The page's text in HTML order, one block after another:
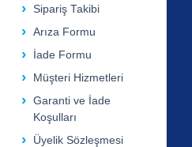
Sipariş Takibi
Arıza Formu
İade Formu
Müşteri Hizmetleri
Garanti ve İade
Koşulları
Üyelik Sözleşmesi